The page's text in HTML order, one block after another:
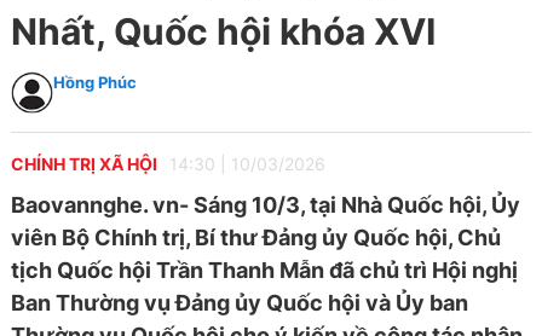
Nhất, Quốc hội khóa XVI
Hồng Phúc
CHÍNH TRỊ XÃ HỘI 14:30 10/03/2026
Baovannghe. vn- Sáng 10/3, tại Nhà Quốc hội, Ủy
viên Bộ Chính trị, Bí thư Đảng ủy Quốc hội, Chủ
tịch Quốc hội Trần Thanh Mẫn đã chủ trì Hội nghị
Ban Thường vụ Đảng ủy Quốc hội và Ủy ban